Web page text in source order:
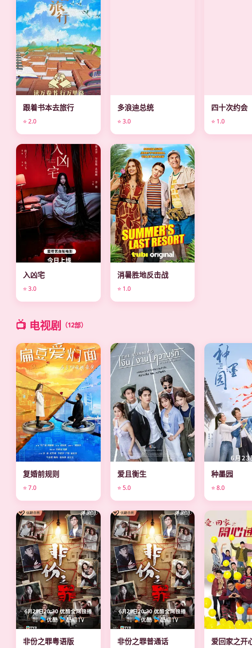
跟着书本去旅行
⭐ 2.0
多浪迪总统
⭐ 3.0
四十次约会
⭐ 1.0
电影
入凶宅
⭐ 3.0
电影
消暑胜地反击战
⭐ 1.0
📺 电视剧 （12部）
电视剧
复婚前规则
⭐ 7.0
电视剧
爱且衡生
⭐ 5.0
电视剧
种墨园
⭐ 8.0
电视剧
非份之罪粤语版
电视剧
非份之罪普通话
电视剧